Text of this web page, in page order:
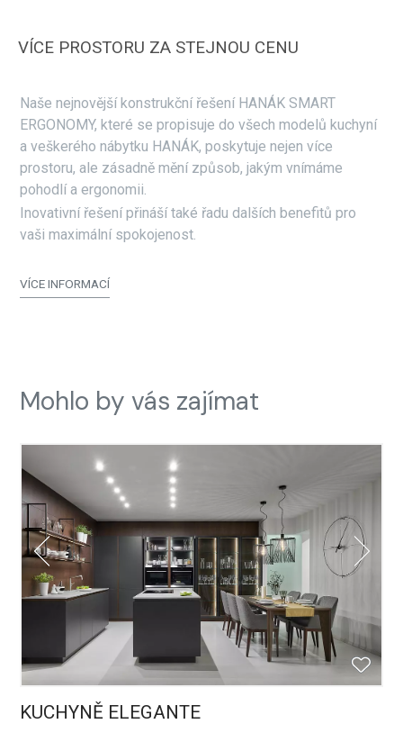
VÍCE PROSTORU ZA STEJNOU CENU
Naše nejnovější konstrukční řešení HANÁK SMART
ERGONOMY, které se propisuje do všech modelů kuchyní
a veškerého nábytku HANÁK, poskytuje nejen více
prostoru, ale zásadně mění způsob, jakým vnímáme
pohodlí a ergonomii.
Inovativní řešení přináší také řadu dalších benefitů pro
vaši maximální spokojenost.
VÍCE INFORMACÍ
Mohlo by vás zajímat
KUCHYNĚ ELEGANTE